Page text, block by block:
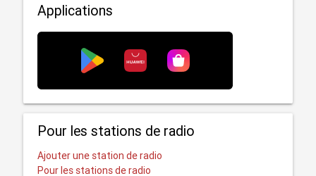
Applications
Pour les stations de radio
Ajouter une station de radio
Pour les stations de radio